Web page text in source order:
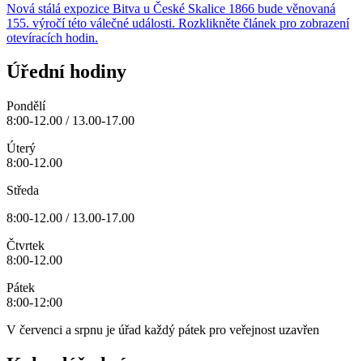
Nová stálá expozice Bitva u České Skalice 1866 bude věnovaná
155. výročí této válečné události. Rozklikněte článek pro zobrazení
otevíracích hodin.
Úřední hodiny
Pondělí
8:00-12.00 / 13.00-17.00
Úterý
8:00-12.00
Středa
8:00-12.00 / 13.00-17.00
Čtvrtek
8:00-12.00
Pátek
8:00-12:00
V červenci a srpnu je úřad každý pátek pro veřejnost uzavřen